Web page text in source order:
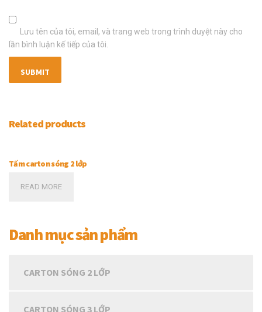
Lưu tên của tôi, email, và trang web trong trình duyệt này cho
lần bình luận kế tiếp của tôi.
Related products
Tấm carton sóng 2 lớp
READ MORE
Danh mục sản phẩm
CARTON SÓNG 2 LỚP
CARTON SÓNG 3 LỚP